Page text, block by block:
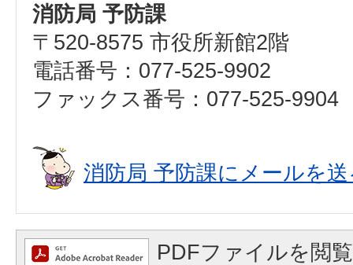
消防局 予防課
〒520-8575 市役所新館2階
電話番号：077-525-9902
ファックス番号：077-525-9904
消防局 予防課にメールを
PDFファイルを閲